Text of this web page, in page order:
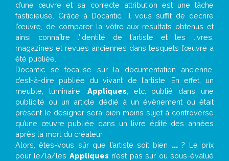
d’une œuvre et sa correcte attribution est une tâche
fastidieuse. Grâce à Docantic, il vous suffit de décrire
l’œuvre, de comparer la vôtre aux résultats obtenus et
ainsi connaître l’identité de l’artiste et les livres,
magazines et revues anciennes dans lesquels l’œuvre a
été publiée.
Docantic se focalise sur la documentation ancienne,
c’est-à-dire publiée du vivant de l’artiste. En effet, un
meuble, luminaire, Appliques , etc. publié dans une
publicité ou un article dédié à un évènement où était
présent le designer sera bien moins sujet à controverse
qu’une œuvre publiée dans un livre édité des années
après la mort du créateur.
Alors, êtes-vous sûr que l’artiste soit bien ...? Le prix
pour le/la/les Appliques n’est pas sur ou sous-évalué